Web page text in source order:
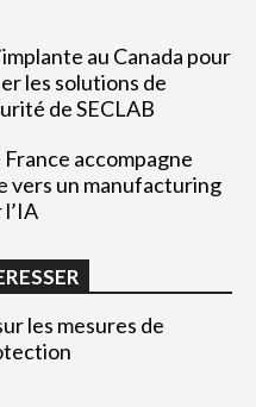
au Canada pour
les solutions de
de SECLAB
accompagne
vers un manufacturing
les mesures de